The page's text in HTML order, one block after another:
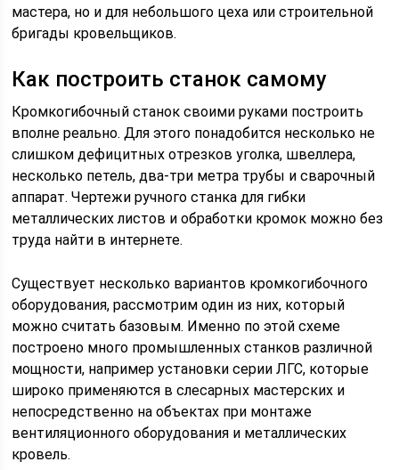
мастера, но и для небольшого цеха или строительной
бригады кровельщиков.
Как построить станок самому
Кромкогибочный станок своими руками построить
вполне реально. Для этого понадобится несколько не
слишком дефицитных отрезков уголка, швеллера,
несколько петель, два-три метра трубы и сварочный
аппарат. Чертежи ручного станка для гибки
металлических листов и обработки кромок можно без
труда найти в интернете.
Существует несколько вариантов кромкогибочного
оборудования, рассмотрим один из них, который
можно считать базовым. Именно по этой схеме
построено много промышленных станков различной
мощности, например установки серии ЛГС, которые
широко применяются в слесарных мастерских и
непосредственно на объектах при монтаже
вентиляционного оборудования и металлических
кровель.